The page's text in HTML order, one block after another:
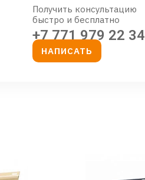
Получить консультацию
быстро и бесплатно
+7 771 979 22 34
НАПИСАТЬ